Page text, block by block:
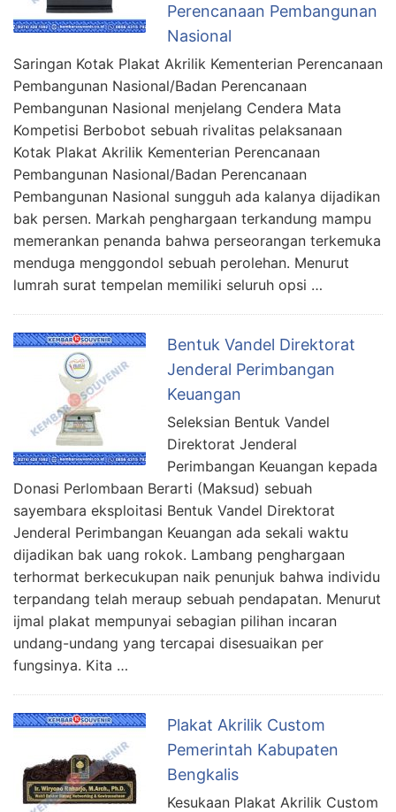
Perencanaan Pembangunan
Nasional
Saringan Kotak Plakat Akrilik Kementerian Perencanaan
Pembangunan Nasional/Badan Perencanaan
Pembangunan Nasional menjelang Cendera Mata
Kompetisi Berbobot sebuah rivalitas pelaksanaan
Kotak Plakat Akrilik Kementerian Perencanaan
Pembangunan Nasional/Badan Perencanaan
Pembangunan Nasional sungguh ada kalanya dijadikan
bak persen. Markah penghargaan terkandung mampu
memerankan penanda bahwa perseorangan terkemuka
menduga menggondol sebuah perolehan. Menurut
lumrah surat tempelan memiliki seluruh opsi …
Bentuk Vandel Direktorat
Jenderal Perimbangan
Keuangan
Seleksian Bentuk Vandel
Direktorat Jenderal
Perimbangan Keuangan kepada
Donasi Perlombaan Berarti (Maksud) sebuah
sayembara eksploitasi Bentuk Vandel Direktorat
Jenderal Perimbangan Keuangan ada sekali waktu
dijadikan bak uang rokok. Lambang penghargaan
terhormat berkecukupan naik penunjuk bahwa individu
terpandang telah meraup sebuah pendapatan. Menurut
ijmal plakat mempunyai sebagian pilihan incaran
undang-undang yang tercapai disesuaikan per
fungsinya. Kita …
Plakat Akrilik Custom
Pemerintah Kabupaten
Bengkalis
Kesukaan Plakat Akrilik Custom